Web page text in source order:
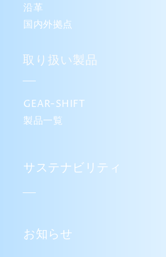
沿革
国内外拠点
取り扱い製品
GEAR-SHIFT
製品一覧
サステナビリティ
お知らせ